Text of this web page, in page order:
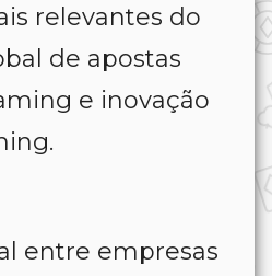
relevantes do
de apostas
e inovação
entre empresas